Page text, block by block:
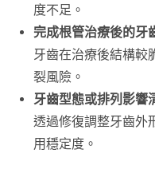
度不足。
完成根管治療後的牙
牙齒在治療後結構較
裂風險。
牙齒型態或排列影響
透過修復調整牙齒外
用穩定度。